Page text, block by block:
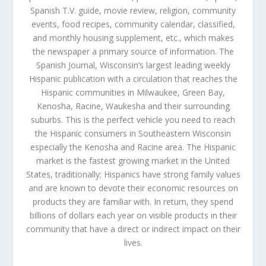
Spanish T.V. guide, movie review, religion, community
events, food recipes, community calendar, classified,
and monthly housing supplement, etc., which makes
the newspaper a primary source of information. The
Spanish Journal, Wisconsin’s largest leading weekly
Hispanic publication with a circulation that reaches the
Hispanic communities in Milwaukee, Green Bay,
Kenosha, Racine, Waukesha and their surrounding
suburbs. This is the perfect vehicle you need to reach
the Hispanic consumers in Southeastern Wisconsin
especially the Kenosha and Racine area. The Hispanic
market is the fastest growing market in the United
States, traditionally; Hispanics have strong family values
and are known to devote their economic resources on
products they are familiar with. In return, they spend
billions of dollars each year on visible products in their
community that have a direct or indirect impact on their
lives.